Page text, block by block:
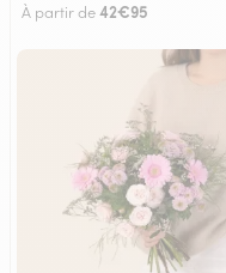
À partir de42€95